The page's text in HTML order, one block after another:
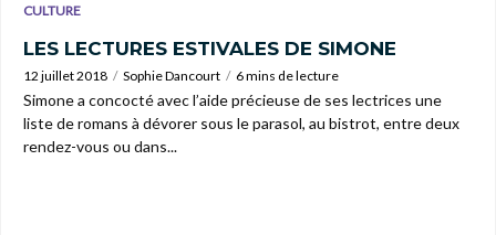
CULTURE
LES LECTURES ESTIVALES DE SIMONE
12 juillet 2018 Sophie Dancourt 6 mins de lecture
Simone a concocté avec l’aide précieuse de ses lectrices une
liste de romans à dévorer sous le parasol, au bistrot, entre deux
rendez-vous ou dans...